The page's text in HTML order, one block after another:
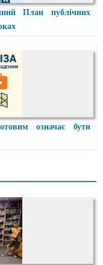
План публічних
означає бути